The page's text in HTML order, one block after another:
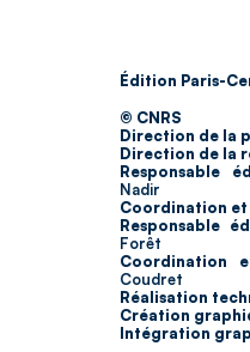
Édition Paris-
© CNRS
Direction de la
Direction de la
Responsable
Nadir
Coordination
Responsable
Forêt
Coordination
Coudret
Réalisation
Création
Intégration